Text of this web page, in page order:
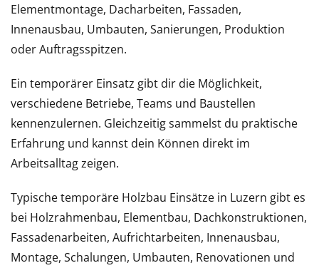
Elementmontage, Dacharbeiten, Fassaden,
Innenausbau, Umbauten, Sanierungen, Produktion
oder Auftragsspitzen.
Ein temporärer Einsatz gibt dir die Möglichkeit,
verschiedene Betriebe, Teams und Baustellen
kennenzulernen. Gleichzeitig sammelst du praktische
Erfahrung und kannst dein Können direkt im
Arbeitsalltag zeigen.
Typische temporäre Holzbau Einsätze in Luzern gibt es
bei Holzrahmenbau, Elementbau, Dachkonstruktionen,
Fassadenarbeiten, Aufrichtarbeiten, Innenausbau,
Montage, Schalungen, Umbauten, Renovationen und